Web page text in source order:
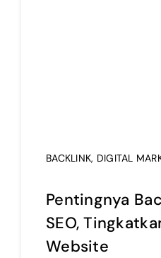
BACKLINK, DIGITAL
Pentingnya
SEO,
Website